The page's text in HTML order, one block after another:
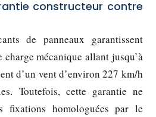
constructeur contre
de panneaux garantissent
mécanique allant jusqu’à
d’un vent d’environ 227 km/h
Toutefois, cette garantie ne
fixations homologuées par le